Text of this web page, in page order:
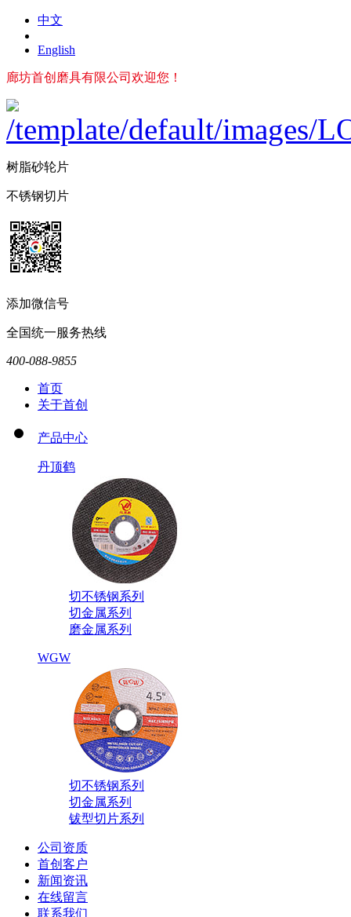
中文
English
廊坊首创磨具有限公司欢迎您！
树脂砂轮片
不锈钢切片
添加微信号
全国统一服务热线
400-088-9855
首页
关于首创
产品中心
丹顶鹤
切不锈钢系列
切金属系列
磨金属系列
WGW
切不锈钢系列
切金属系列
钹型切片系列
公司资质
首创客户
新闻资讯
在线留言
联系我们